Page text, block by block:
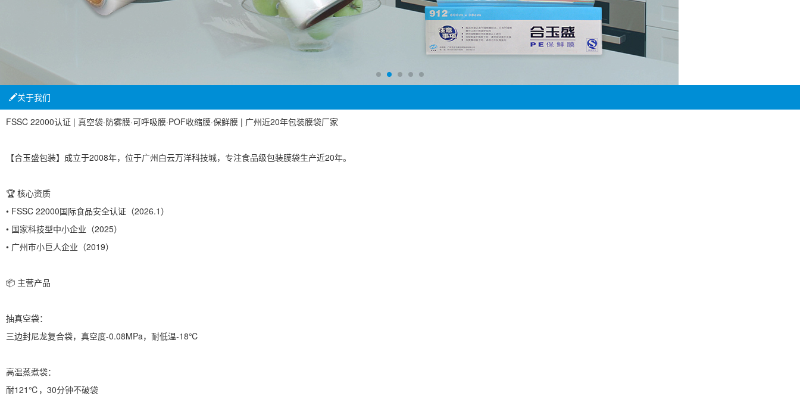
关于我们
FSSC 22000认证 | 真空袋·防雾膜·可呼吸膜·POF收缩膜·保鲜膜 | 广州近20年包装膜袋厂家
【合玉盛包装】成立于2008年，位于广州白云万洋科技城，专注食品级包装膜袋生产近20年。
🏆 核心资质
• FSSC 22000国际食品安全认证（2026.1）
• 国家科技型中小企业（2025）
• 广州市小巨人企业（2019）
📦 主营产品
抽真空袋：
三边封尼龙复合袋，真空度-0.08MPa，耐低温-18℃
高温蒸煮袋：
耐121℃，30分钟不破袋